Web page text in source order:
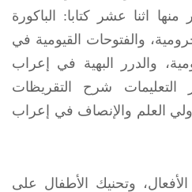
اثنا عشر كتابا: الباكورة
والفتوحات القيومية في
والدرر البهية في إعراب
التعليمات شرح التقريظات
العلم والإنصاف في إعراب
وتحنيك الأطفال على